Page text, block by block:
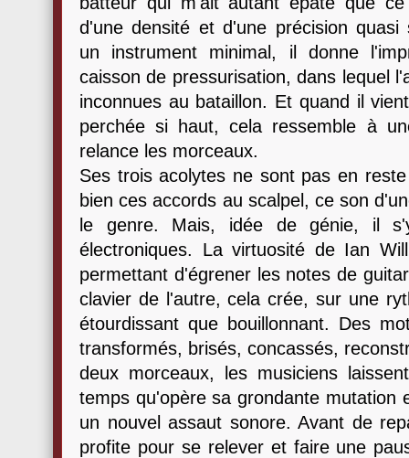
d'une densité et d'une précision quasi
un instrument minimal, il donne
caisson de pressurisation, dans lequel
inconnues au bataillon. Et quand il
perchée si haut, cela ressemble à
relance les morceaux.
Ses trois acolytes ne sont pas en
bien ces accords au scalpel, ce son
le genre. Mais, idée de génie, il
électroniques. La virtuosité de Ian
permettant d'égrener les notes de
clavier de l'autre, cela crée, sur une
étourdissant que bouillonnant. Des
transformés, brisés, concassés,
deux morceaux, les musiciens
temps qu'opère sa grondante mutation
un nouvel assaut sonore. Avant de
profite pour se relever et faire une